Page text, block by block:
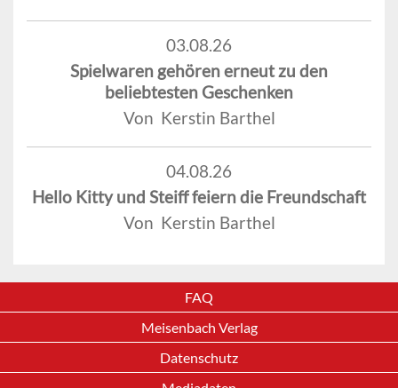
03.08.26
Spielwaren gehören erneut zu den
beliebtesten Geschenken
Von Kerstin Barthel
04.08.26
Hello Kitty und Steiff feiern die Freundschaft
Von Kerstin Barthel
FAQ
Meisenbach Verlag
Datenschutz